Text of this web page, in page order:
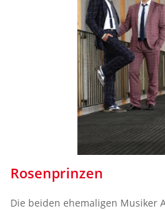
Rosenprinzen
Die beiden ehemaligen Musiker